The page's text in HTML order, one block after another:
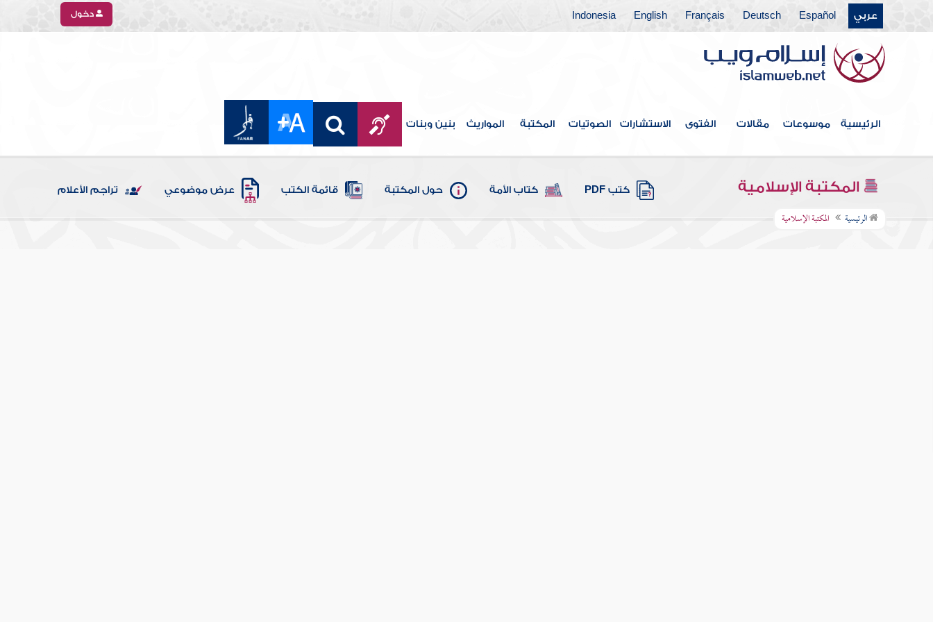
عربي Español
Deutsch
Français
English
Indonesia دخول
الرئيسية موسوعات مقالات الفتوى الاستشارات الصوتيات المكتبة المواريث بنين وبنات
المكتبة الإسلامية كتب PDF كتاب الأمة حول المكتبة قائمة الكتب عرض موضوعي تراجم الأعلام
الرئيسية المكتبة الإسلامية